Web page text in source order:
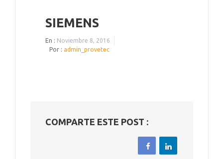
SIEMENS
En : Noviembre 8, 2016
Por : admin_provetec
COMPARTE ESTE POST :